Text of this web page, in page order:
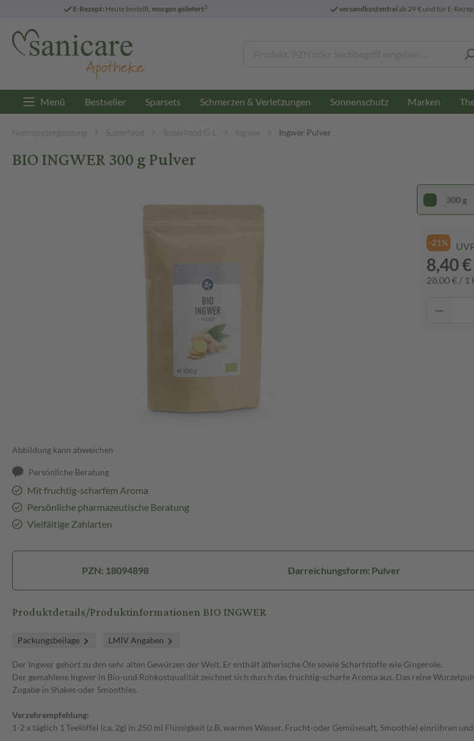
E-Rezept: Heute bestellt, morgen geliefert3 versandkostenfreiab 29 € und für E-
Menü Bestseller Sparsets Schmerzen & Verletzungen Sonnenschutz Marken
Nahrungsergänzung Superfood Superfood G-L Ingwer Ingwer Pulver
BIO INGWER 300 g Pulver
Abbildung kann abweichen
Persönliche Beratung
Mit fruchtig-scharfem Aroma
Persönliche pharmazeutische Beratung
Vielfältige Zahlarten
300 g
-21%
8,40 €
28,00 € / 1
PZN: 18094898 Darreichungsform: Pulver
Produktdetails/Produktinformationen BIO INGWER
Packungsbeilage LMIV Angaben
Der Ingwer gehört zu den sehr alten Gewürzen der Welt. Er enthält ätherische Öle sowie Scharfstoffe wie Gingerole.
Der gemahlene Ingwer in Bio-und Rohkostqualität zeichnet sich durch das fruchtig-scharfe Aroma aus. Das reine
Zugabe in Shakes oder Smoothies.
Verzehrempfehlung:
1-2 x täglich 1 Teelöffel (ca. 2g) in 250 ml Flüssigkeit (z.B. warmes Wasser, Frucht-oder Gemüsesaft, Smoothie) einrühren